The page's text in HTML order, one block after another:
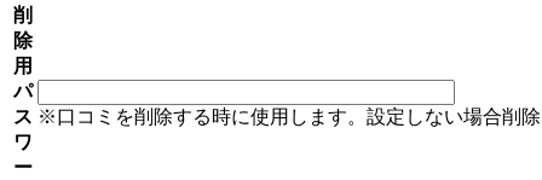
削
除
用
パ
ス
ワ
ー
※口コミを削除する時に使用します。設定しない場合削